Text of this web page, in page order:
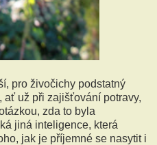
pro živočichy podstatný
ať už při zajišťování potravy,
zda to byla
jiná inteligence, která
jak je příjemné se nasytit i